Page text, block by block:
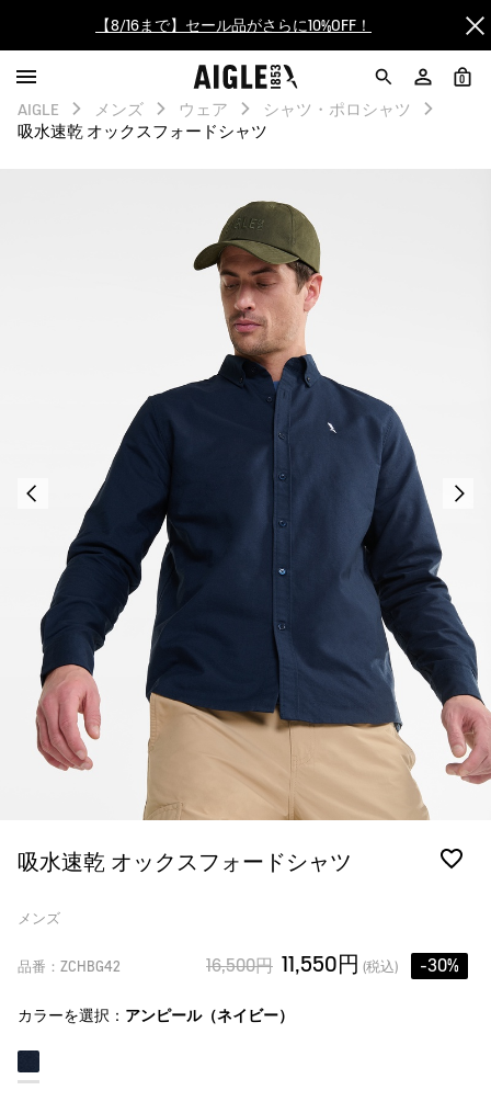
【最大50%OFF】FINAL SALEがスタート！
ログイン/会員登録で送料＆返品無料
AIGLE CLUB ポイントサービス終了のお知らせ
【最大50%OFF】FINAL SALEがスタート！
ログイン/会員登録で送料＆返品無料
AIGLE CLUB ポイントサービス終了のお知らせ
0
AIGLE メンズ ウェア
シャツ・ポロシャツ
吸水速乾 オックスフォードシャツ
吸水速乾 オックスフォードシャツ
メンズ
品番：ZCHBG42 16,500円 11,550円 (税込) -30%
カラーを選択： アンピール（ネイビー）